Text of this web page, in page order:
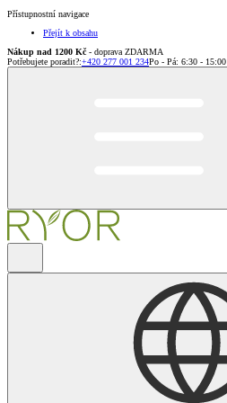
Přístupnostní navigace
Přejít k obsahu
Nákup nad 1200 Kč - doprava ZDARMA
Potřebujete poradit?:+420 277 001 234Po - Pá: 6:30 - 15:00